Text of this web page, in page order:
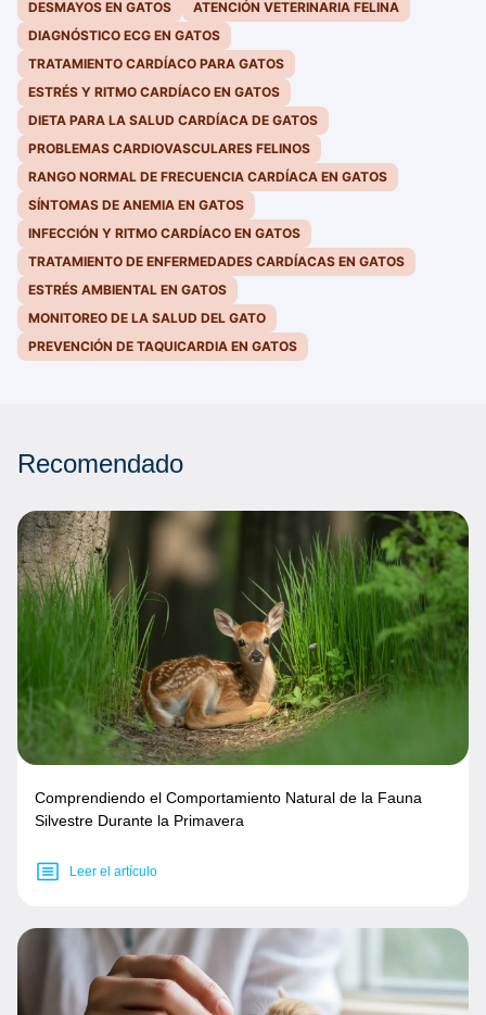
DESMAYOS EN GATOS
ATENCIÓN VETERINARIA FELINA
DIAGNÓSTICO ECG EN GATOS
TRATAMIENTO CARDÍACO PARA GATOS
ESTRÉS Y RITMO CARDÍACO EN GATOS
DIETA PARA LA SALUD CARDÍACA DE GATOS
PROBLEMAS CARDIOVASCULARES FELINOS
RANGO NORMAL DE FRECUENCIA CARDÍACA EN GATOS
SÍNTOMAS DE ANEMIA EN GATOS
INFECCIÓN Y RITMO CARDÍACO EN GATOS
TRATAMIENTO DE ENFERMEDADES CARDÍACAS EN GATOS
ESTRÉS AMBIENTAL EN GATOS
MONITOREO DE LA SALUD DEL GATO
PREVENCIÓN DE TAQUICARDIA EN GATOS
Recomendado
Comprendiendo el Comportamiento Natural de la Fauna
Silvestre Durante la Primavera
Leer el artículo